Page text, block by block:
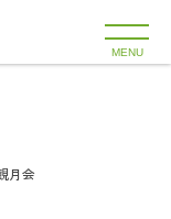
MENU
月会